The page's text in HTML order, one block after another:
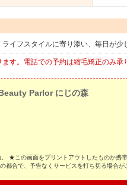
イフスタイルに寄り添い、毎日が
す。電話での予約は縮毛矯正のみ承
Parlor にじの森
★この画面をプリントアウトしたものか携
都合で、予告なくサービスを打ち切る場合が